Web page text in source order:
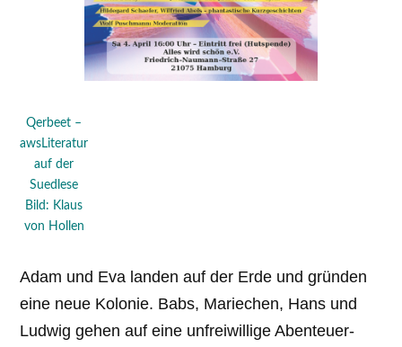
Qerbeet –
awsLiteratur
auf der
Suedlese
Bild: Klaus
von Hollen
Adam und Eva landen auf der Erde und gründen
eine neue Kolonie. Babs, Mariechen, Hans und
Ludwig gehen auf eine unfreiwillige Abenteuer-